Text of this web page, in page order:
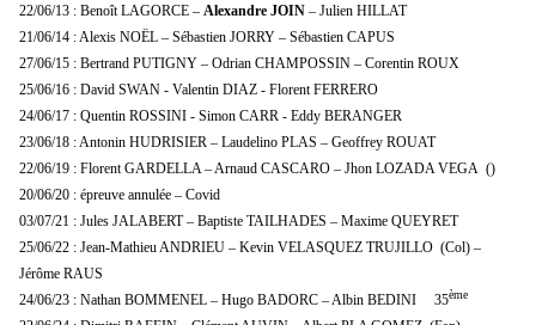
22/06/13 : Benoît LAGORCE – Alexandre JOIN – Julien HILLAT
21/06/14 : Alexis NOËL – Sébastien JORRY – Sébastien CAPUS
27/06/15 : Bertrand PUTIGNY – Odrian CHAMPOSSIN – Corentin ROUX
25/06/16 : David SWAN - Valentin DIAZ - Florent FERRERO
24/06/17 : Quentin ROSSINI - Simon CARR - Eddy BERANGER
23/06/18 : Antonin HUDRISIER – Laudelino PLAS – Geoffrey ROUAT
22/06/19 : Florent GARDELLA – Arnaud CASCARO – Jhon LOZADA VEGA ()
20/06/20 : épreuve annulée – Covid
03/07/21 : Jules JALABERT – Baptiste TAILHADES – Maxime QUEYRET
25/06/22 : Jean-Mathieu ANDRIEU – Kevin VELASQUEZ TRUJILLO (Col) –
Jérôme RAUS
24/06/23 : Nathan BOMMENEL – Hugo BADORC – Albin BEDINI 35ème